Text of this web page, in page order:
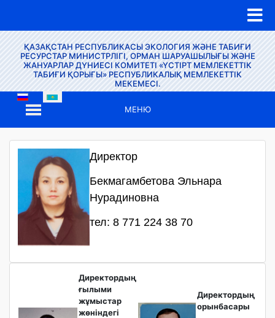
ҚАЗАҚСТАН РЕСПУБЛИКАСЫ ЭКОЛОГИЯ ЖӘНЕ ТАБИҒИ
РЕСУРСТАР МИНИСТРЛІГІ, ОРМАН ШАРУАШЫЛЫҒЫ ЖӘНЕ
ЖАНУАРЛАР ДҮНИЕСІ КОМИТЕТІ «ҮСТІРТ МЕМЛЕКЕТТІК
ТАБИҒИ ҚОРЫҒЫ» РЕСПУБЛИКАЛЫҚ МЕМЛЕКЕТТІК
МЕКЕМЕСІ.
МЕНЮ
Директор
Бекмагамбетова Эльнара
Нурадиновна
тел: 8 771 224 38 70
Директордың
ғылыми
жұмыстар
жөніндегі
Директордың
орынбасары